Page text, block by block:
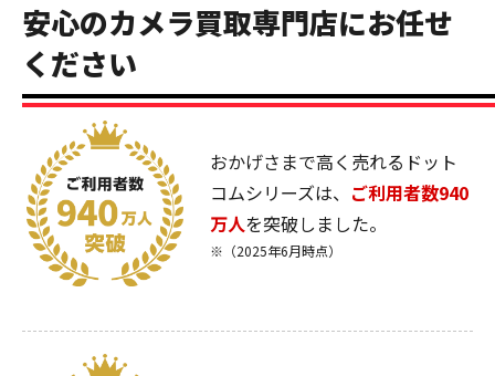
安心のカメラ買取専門店にお任せ
ください
おかげさまで高く売れるドット
コムシリーズは、 ご利用者数940
万人を突破しました。
※（2025年6月時点）